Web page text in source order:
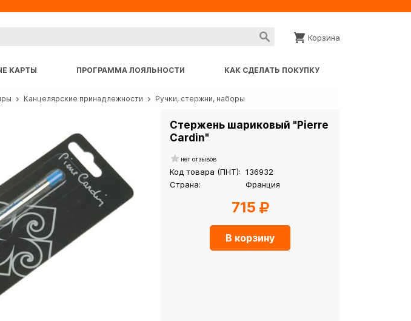
Корзина
КАРТЫ ПРОГРАММА ЛОЯЛЬНОСТИ КАК СДЕЛАТЬ ПОКУПКУ
Канцелярские принадлежности Ручки, стержни, наборы
Стержень шариковый "Pierre
Cardin"
нет отзывов
Код товара (ПНТ): 136932
Страна:
Франция
715
В корзину